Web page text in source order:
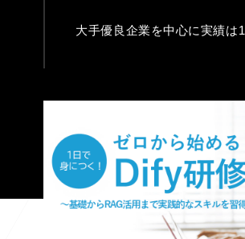
大手優良企業を中心に実績は